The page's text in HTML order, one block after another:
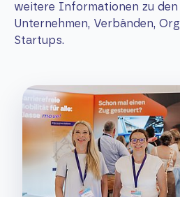
weitere Informationen zu den
Unternehmen, Verbänden,
Startups.